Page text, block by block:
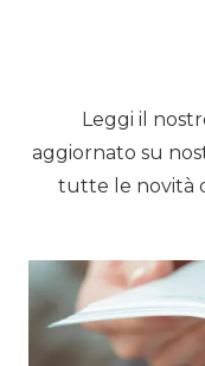
Leggi il
aggiornato su
tutte le novità